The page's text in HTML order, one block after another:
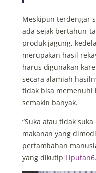
Meskipun terdengar
ada sejak bertahun-
produk jagung,
merupakan hasil
harus digunakan
secara alamiah
tidak bisa memenuhi
semakin banyak.
“Suka atau tidak
makanan yang
pertambahan
yang dikutip